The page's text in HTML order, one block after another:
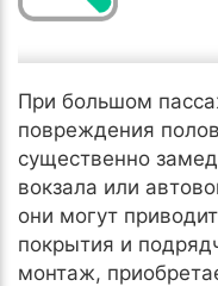
При большом
повреждения
существенно
вокзала или
они могут
покрытия и
монтаж,